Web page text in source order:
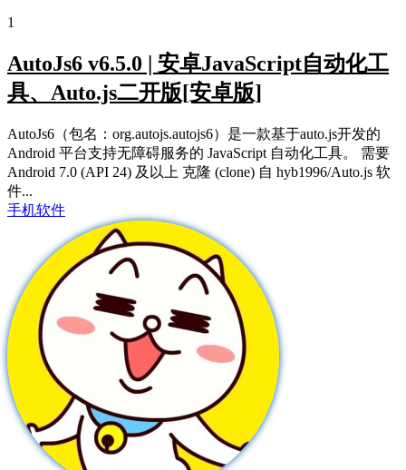
1
AutoJs6 v6.5.0 | 安卓JavaScript自动化工
具、Auto.js二开版[安卓版]
AutoJs6（包名：org.autojs.autojs6）是一款基于auto.js开发的
Android 平台支持无障碍服务的 JavaScript 自动化工具。 需要
Android 7.0 (API 24) 及以上 克隆 (clone) 自 hyb1996/Auto.js 软
件...
手机软件